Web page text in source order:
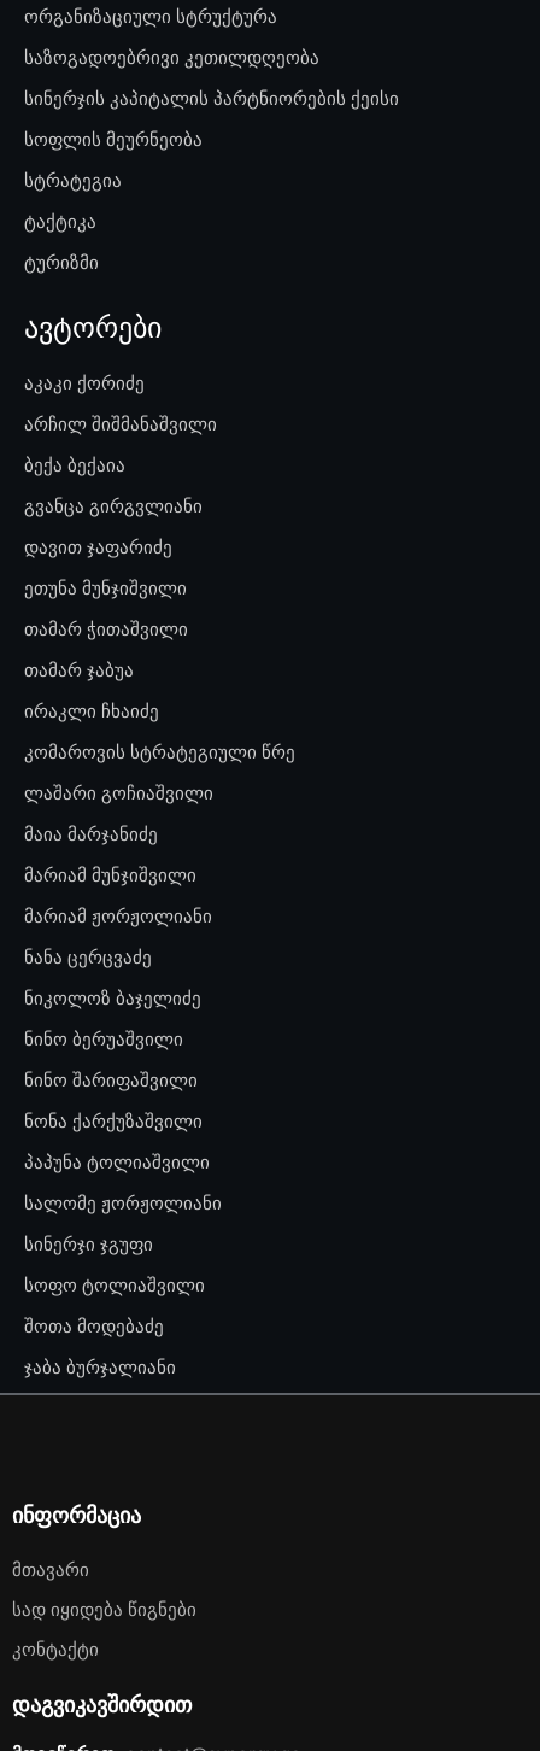
ორგანიზაციული სტრუქტურა
საზოგადოებრივი კეთილდღეობა
სინერჯის კაპიტალის პარტნიორების ქეისი
სოფლის მეურნეობა
სტრატეგია
ტაქტიკა
ტურიზმი
ავტორები
აკაკი ქორიძე
არჩილ შიშმანაშვილი
ბექა ბექაია
გვანცა გირგვლიანი
დავით ჯაფარიძე
ეთუნა მუნჯიშვილი
თამარ ჭითაშვილი
თამარ ჯაბუა
ირაკლი ჩხაიძე
კომაროვის სტრატეგიული წრე
ლაშარი გოჩიაშვილი
მაია მარჯანიძე
მარიამ მუნჯიშვილი
მარიამ ჟორჟოლიანი
ნანა ცერცვაძე
ნიკოლოზ ბაჯელიძე
ნინო ბერუაშვილი
ნინო შარიფაშვილი
ნონა ქარქუზაშვილი
პაპუნა ტოლიაშვილი
სალომე ჟორჟოლიანი
სინერჯი ჯგუფი
სოფო ტოლიაშვილი
შოთა მოდებაძე
ჯაბა ბურჯალიანი
ინფორმაცია
Მთავარი
Სად Იყიდება Წიგნები
Კონტაქტი
დაგვიკავშირდით